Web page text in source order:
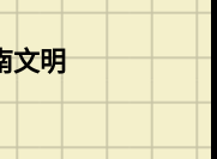
明